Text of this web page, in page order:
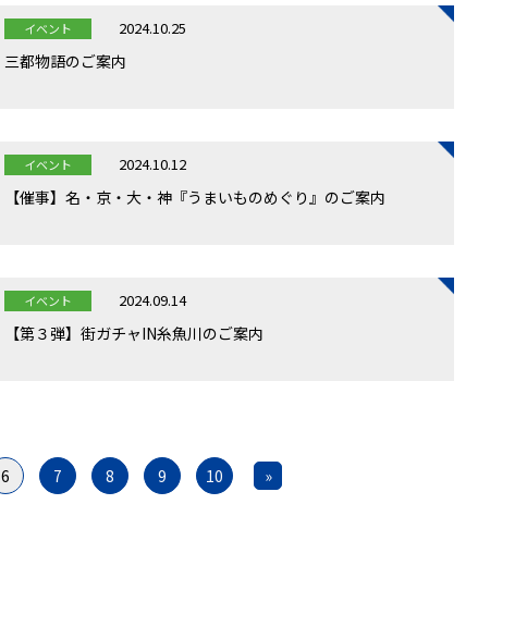
イベント 2024.10.25
三都物語のご案内
イベント 2024.10.12
【催事】名・京・大・神『うまいものめぐり』のご案内
イベント 2024.09.14
【第３弾】街ガチャIN糸魚川のご案内
6 7 8 9 10 »